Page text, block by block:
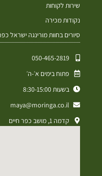
שירות לקוחות
נקודות מכירה
סיורים בחוות מורינגה ישראל
050-465-2819⁩
פתוח בימים א׳-ה׳
בשעות 8:30-15:00
maya@moringa.co.il
קדמה 1, מושב כפר חיים